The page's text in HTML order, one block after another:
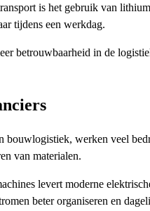
is het gebruik van
tijdens een werkdag.
betrouwbaarheid in de
werken veel
van materialen.
levert moderne
beter organiseren en